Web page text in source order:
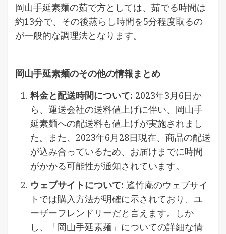
岡山手延素麺の茹で方としては、茹でる時間は
約13分で、その後蒸らし時間を5分程度取るの
が一般的な調理法となります。
岡山手延素麺のその他の情報まとめ
料金と配送時間について: 2023年3月6日か
ら、運送会社の送料値上げに伴い、岡山手
延素麺への配送料も値上げが実施されまし
た。また、2023年6月28日現在、商品の配送
が込み合っているため、お届けまでに時間
がかかる可能性が通知されています。
ウェブサイトについて: 遙竹庵のウェブサイ
トでは購入方法が明確に示されており、ユ
ーザーフレンドリーだと言えます。しか
し、「岡山手延素麺」についての詳細な情